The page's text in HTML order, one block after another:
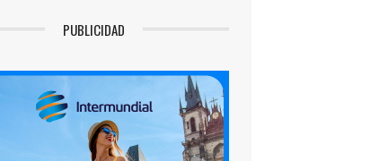
PUBLICIDAD